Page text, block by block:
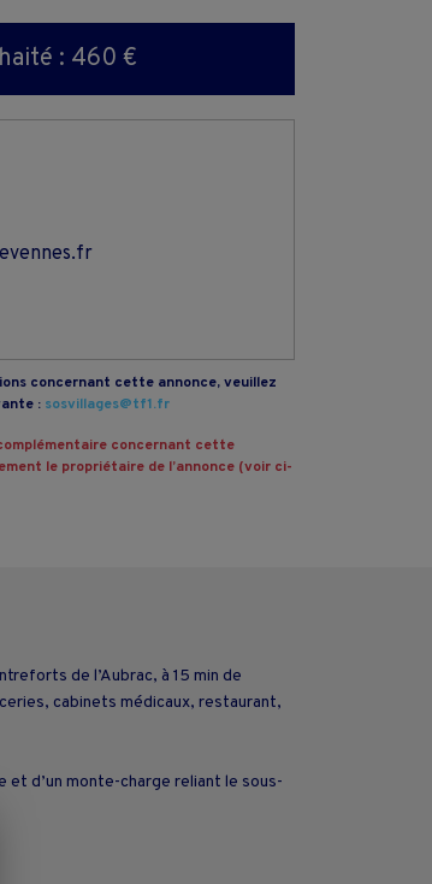
: 460 €
concernant cette annonce, veuillez
: sosvillages@tf1.fr
concernant cette
le propriétaire de l’annonce (voir ci-
de l’Aubrac, à 15 min de
cabinets médicaux, restaurant,
et d’un monte-charge reliant le sous-